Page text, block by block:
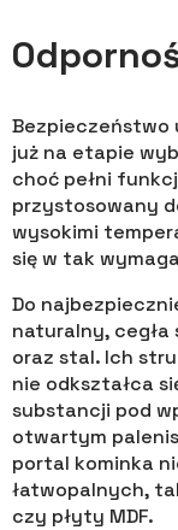
Bezpieczeństwo
już na etapie
choć pełni
przystosowany
wysokimi
się w tak
Do
naturalny,
oraz stal. Ich
nie odkształca
substancji pod
otwartym
portal kominka
łatwopalnych,
czy płyty MDF.